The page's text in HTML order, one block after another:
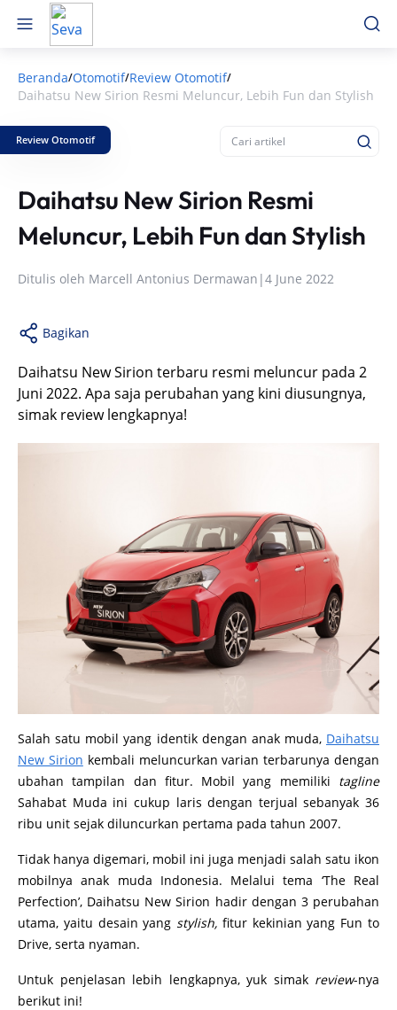
Beranda/Otomotif/Review Otomotif/
Daihatsu New Sirion Resmi Meluncur, Lebih Fun dan Stylish
Review Otomotif
Daihatsu New Sirion Resmi
Meluncur, Lebih Fun dan Stylish
Ditulis oleh Marcell Antonius Dermawan |4 June 2022
Bagikan
Daihatsu New Sirion terbaru resmi meluncur pada 2
Juni 2022. Apa saja perubahan yang kini diusungnya,
simak review lengkapnya!
Salah satu mobil yang identik dengan anak muda, Daihatsu
New Sirion kembali meluncurkan varian terbarunya dengan
ubahan tampilan dan fitur. Mobil yang memiliki tagline
Sahabat Muda ini cukup laris dengan terjual sebanyak 36
ribu unit sejak diluncurkan pertama pada tahun 2007.
Tidak hanya digemari, mobil ini juga menjadi salah satu ikon
mobilnya anak muda Indonesia. Melalui tema ‘The Real
Perfection’, Daihatsu New Sirion hadir dengan 3 perubahan
utama, yaitu desain yang stylish, fitur kekinian yang Fun to
Drive, serta nyaman.
Untuk penjelasan lebih lengkapnya, yuk simak review-nya
berikut ini!